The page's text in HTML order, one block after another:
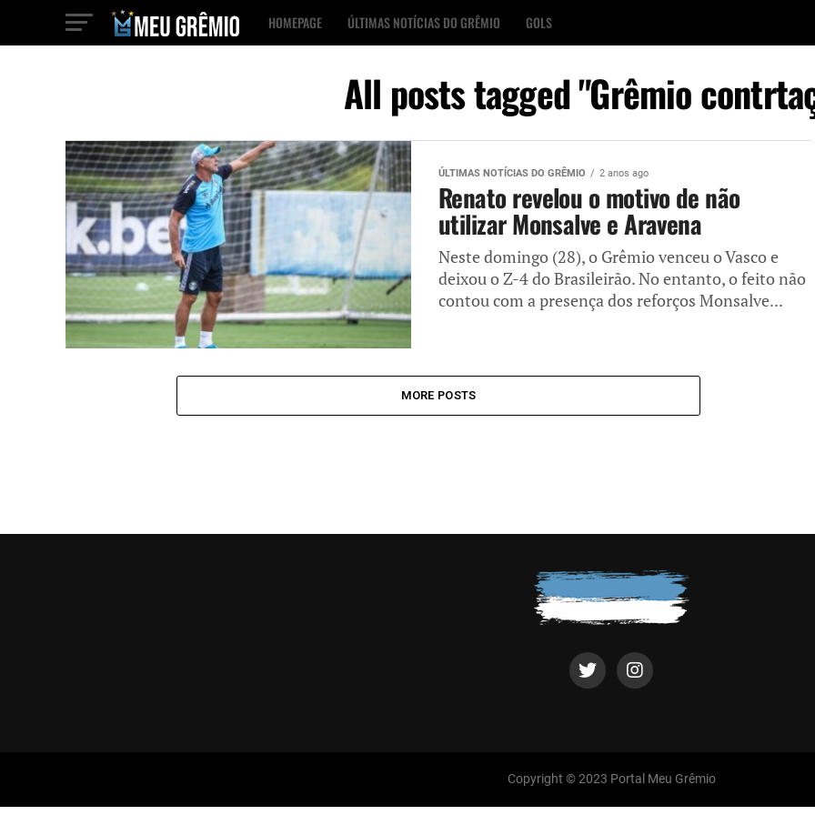
HOMEPAGE ÚLTIMAS NOTÍCIAS DO GRÊMIO GOLS
All posts tagged "Grêmio
ÚLTIMAS NOTÍCIAS DO GRÊMIO 2 anos ago
Renato revelou o motivo de não
utilizar Monsalve e Aravena
Neste domingo (28), o Grêmio venceu o Vasco e
deixou o Z-4 do Brasileirão. No entanto, o feito não
contou com a presença dos reforços Monsalve...
MORE POSTS
Copyright © 2023 Portal Meu Grêmio